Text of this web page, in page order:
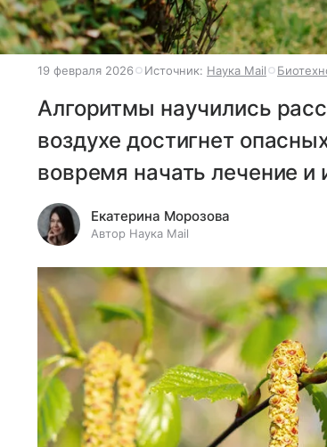
19 февраля 2026 Источник: Наука Mail
Алгоритмы научились
воздухе достигнет
вовремя начать лечение
Екатерина Морозова
Автор Наука Mail